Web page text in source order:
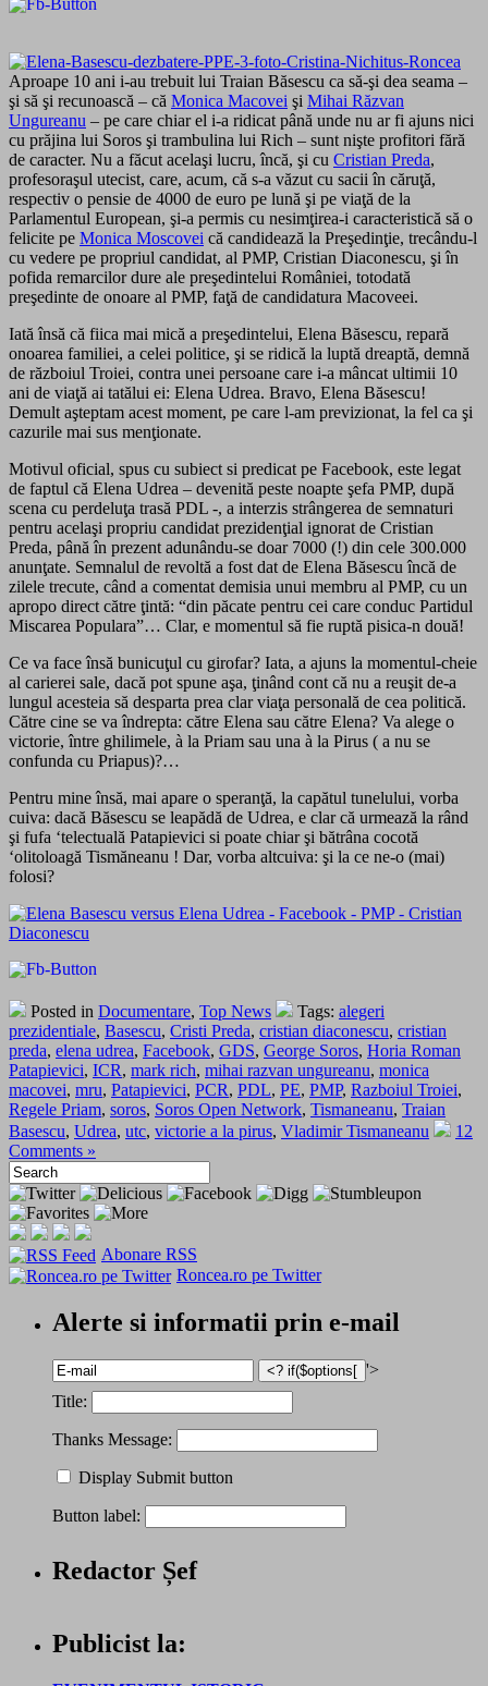
Aproape 10 ani i-au trebuit lui Traian Băsescu ca să-şi dea seama –
şi să şi recunoască – că Monica Macovei şi Mihai Răzvan
Ungureanu – pe care chiar el i-a ridicat până unde nu ar fi ajuns nici
cu prăjina lui Soros şi trambulina lui Rich – sunt nişte profitori fără
de caracter. Nu a făcut acelaşi lucru, încă, şi cu Cristian Preda,
profesoraşul utecist, care, acum, că s-a văzut cu sacii în căruţă,
respectiv o pensie de 4000 de euro pe lună şi pe viaţă de la
Parlamentul European, şi-a permis cu nesimţirea-i caracteristică să o
felicite pe Monica Moscovei că candidează la Preşedinţie, trecându-l
cu vedere pe propriul candidat, al PMP, Cristian Diaconescu, şi în
pofida remarcilor dure ale preşedintelui României, totodată
preşedinte de onoare al PMP, faţă de candidatura Macoveei.
Iată însă că fiica mai mică a preşedintelui, Elena Băsescu, repară
onoarea familiei, a celei politice, şi se ridică la luptă dreaptă, demnă
de războiul Troiei, contra unei persoane care i-a mâncat ultimii 10
ani de viaţă ai tatălui ei: Elena Udrea. Bravo, Elena Băsescu!
Demult aşteptam acest moment, pe care l-am previzionat, la fel ca şi
cazurile mai sus menţionate.
Motivul oficial, spus cu subiect si predicat pe Facebook, este legat
de faptul că Elena Udrea – devenită peste noapte şefa PMP, după
scena cu perdeluţa trasă PDL -, a interzis strângerea de semnaturi
pentru acelaşi propriu candidat prezidenţial ignorat de Cristian
Preda, până în prezent adunându-se doar 7000 (!) din cele 300.000
anunţate. Semnalul de revoltă a fost dat de Elena Băsescu încă de
zilele trecute, când a comentat demisia unui membru al PMP, cu un
apropo direct către ţintă: “din păcate pentru cei care conduc Partidul
Miscarea Populara”… Clar, e momentul să fie ruptă pisica-n două!
Ce va face însă bunicuţul cu girofar? Iata, a ajuns la momentul-cheie
al carierei sale, dacă pot spune aşa, ţinând cont că nu a reuşit de-a
lungul acesteia să desparta prea clar viaţa personală de cea politică.
Către cine se va îndrepta: către Elena sau către Elena? Va alege o
victorie, între ghilimele, à la Priam sau una à la Pirus ( a nu se
confunda cu Priapus)?…
Pentru mine însă, mai apare o speranţă, la capătul tunelului, vorba
cuiva: dacă Băsescu se leapădă de Udrea, e clar că urmează la rând
şi fufa ‘telectuală Patapievici si poate chiar şi bătrâna cocotă
‘olitoloagă Tismăneanu ! Dar, vorba altcuiva: şi la ce ne-o (mai)
folosi?
Posted in Documentare, Top News Tags: alegeri
prezidentiale, Basescu, Cristi Preda, cristian diaconescu, cristian
preda, elena udrea, Facebook, GDS, George Soros, Horia Roman
Patapievici, ICR, mark rich, mihai razvan ungureanu, monica
macovei, mru, Patapievici, PCR, PDL, PE, PMP, Razboiul Troiei,
Regele Priam, soros, Soros Open Network, Tismaneanu, Traian
Basescu, Udrea, utc, victorie a la pirus, Vladimir Tismaneanu
12
Comments »
Abonare RSS
Roncea.ro pe Twitter
Alerte si informatii prin e-mail
'>
Title:
Thanks Message:
Display Submit button
Button label:
Redactor Șef
Publicist la: